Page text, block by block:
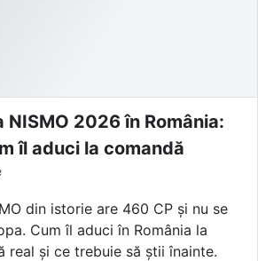
NISMO 2026 în România:
îl aduci la comandă
din istorie are 460 CP și nu se
Cum îl aduci în România la
real și ce trebuie să știi înainte.